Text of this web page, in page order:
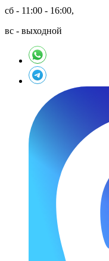
сб - 11:00 - 16:00,
вс - выходной